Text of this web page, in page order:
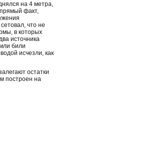
на 4 метра,
факт,
что не
в которых
источника
били
исчезли, как
остатки
построен на